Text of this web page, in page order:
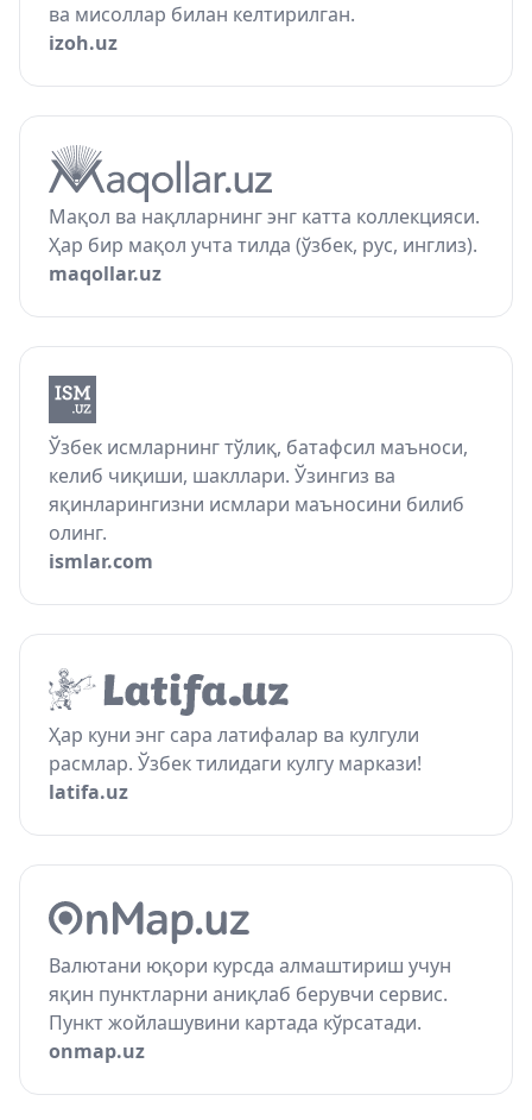
ва мисоллар билан келтирилган.
izoh.uz
Мақол ва нақлларнинг энг катта коллекцияси.
Ҳар бир мақол учта тилда (ўзбек, рус, инглиз).
maqollar.uz
Ўзбек исмларнинг тўлиқ, батафсил маъноси,
келиб чиқиши, шакллари. Ўзингиз ва
яқинларингизни исмлари маъносини билиб
олинг.
ismlar.com
Ҳар куни энг сара латифалар ва кулгули
расмлар. Ўзбек тилидаги кулгу маркази!
latifa.uz
Валютани юқори курсда алмаштириш учун
яқин пунктларни аниқлаб берувчи сервис.
Пункт жойлашувини картада кўрсатади.
onmap.uz